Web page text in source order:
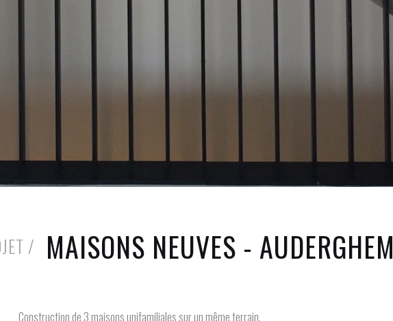
/ MAISONS NEUVES - AUDERGHEM
Construction de 3 maisons unifamiliales sur un même terrain.